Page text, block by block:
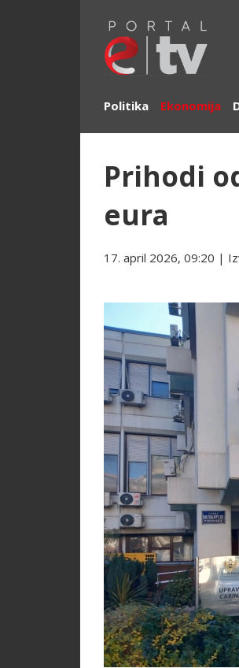
Politika Ekonomija
Prihodi
eura
17. april 2026, 09:20 |